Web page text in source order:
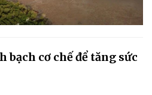
bạch cơ chế để tăng sức